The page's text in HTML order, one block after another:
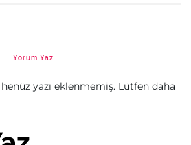
Yorum Yaz
yazı eklenmemiş. Lütfen daha